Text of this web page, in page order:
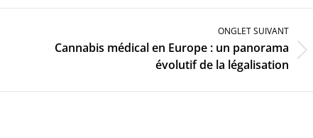
ONGLET SUIVANT
Onglet
Cannabis médical en Europe : un panorama
évolutif de la légalisation